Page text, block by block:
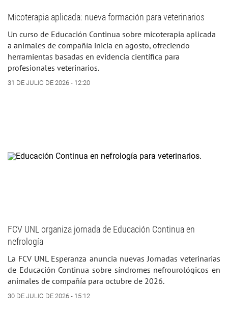
Micoterapia aplicada: nueva formación para veterinarios
Un curso de Educación Continua sobre micoterapia aplicada
a animales de compañía inicia en agosto, ofreciendo
herramientas basadas en evidencia científica para
profesionales veterinarios.
31 DE JULIO DE 2026 - 12:20
FCV UNL organiza jornada de Educación Continua en
nefrología
La FCV UNL Esperanza anuncia nuevas Jornadas veterinarias
de Educación Continua sobre síndromes nefrourológicos en
animales de compañía para octubre de 2026.
30 DE JULIO DE 2026 - 15:12